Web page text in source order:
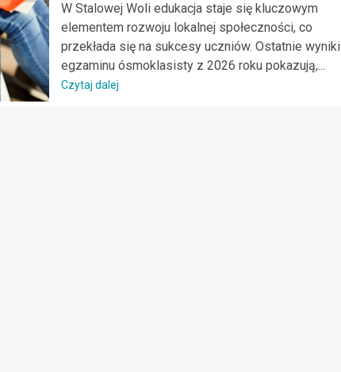
W Stalowej Woli edukacja staje się kluczowym
elementem rozwoju lokalnej społeczności, co
przekłada się na sukcesy uczniów. Ostatnie wyniki
egzaminu ósmoklasisty z 2026 roku pokazują,...
Czytaj dalej